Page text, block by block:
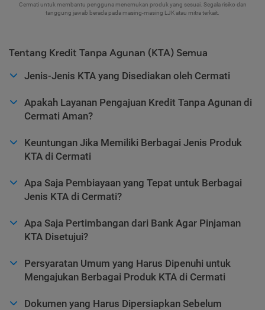
Cermati untuk membantu pengguna menemukan produk yang sesuai. Segala risiko dan
tanggung jawab berada pada masing-masing LJK atau mitra terkait.
Tentang Kredit Tanpa Agunan (KTA) Semua
Jenis-Jenis KTA yang Disediakan oleh Cermati
Apakah Layanan Pengajuan Kredit Tanpa Agunan di
Cermati Aman?
Keuntungan Jika Memiliki Berbagai Jenis Produk
KTA di Cermati
Apa Saja Pembiayaan yang Tepat untuk Berbagai
Jenis KTA di Cermati?
Apa Saja Pertimbangan dari Bank Agar Pinjaman
KTA Disetujui?
Persyaratan Umum yang Harus Dipenuhi untuk
Mengajukan Berbagai Produk KTA di Cermati
Dokumen yang Harus Dipersiapkan Sebelum